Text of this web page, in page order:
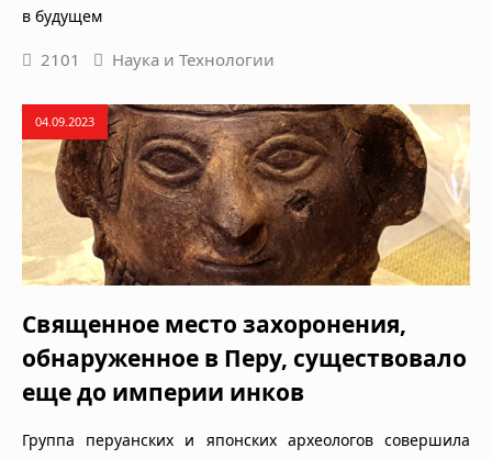
в будущем
2101 Наука и Технологии
04.09.2023
Священное место захоронения,
обнаруженное в Перу, существовало
еще до империи инков
Группа перуанских и японских археологов совершила